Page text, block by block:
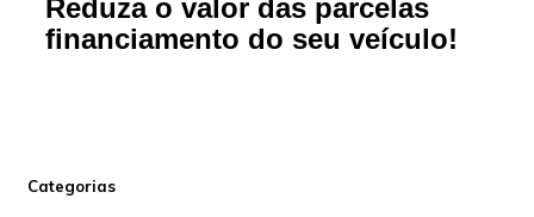
Reduza o valor das parcelas
financiamento do seu veículo!
Categorias